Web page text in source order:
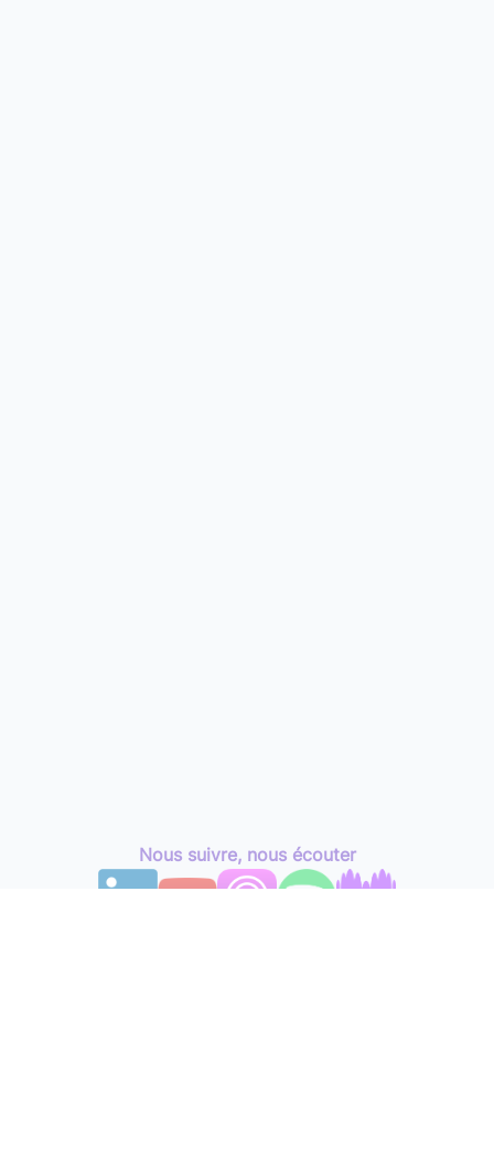
Nous suivre, nous écouter